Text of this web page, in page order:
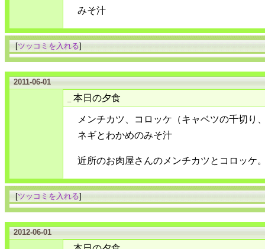
みそ汁
[ツッコミを入れる]
2011-06-01
本日の夕食
メンチカツ、コロッケ（キャベツの千切り
ネギとわかめのみそ汁
近所のお肉屋さんのメンチカツとコロッケ
[ツッコミを入れる]
2012-06-01